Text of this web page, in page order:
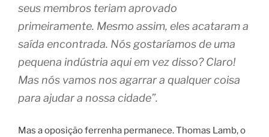
seus membros teriam aprovado
primeiramente. Mesmo assim, eles acataram a
saída encontrada. Nós gostaríamos de uma
pequena indústria aqui em vez disso? Claro!
Mas nós vamos nos agarrar a qualquer coisa
para ajudar a nossa cidade”.
Mas a oposição ferrenha permanece. Thomas Lamb, o